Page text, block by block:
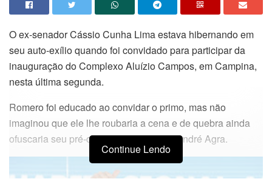
O ex-senador Cássio Cunha Lima estava hibernando em
seu auto-exílio quando foi convidado para participar da
inauguração do Complexo Aluízio Campos, em Campina,
nesta última segunda.
Romero foi educado ao convidar o primo, mas não
imaginou que ele lhe roubaria a cena e de quebra ainda
ofuscaria seu pré-candidato a prefeito, André Agra.
Continue Lendo